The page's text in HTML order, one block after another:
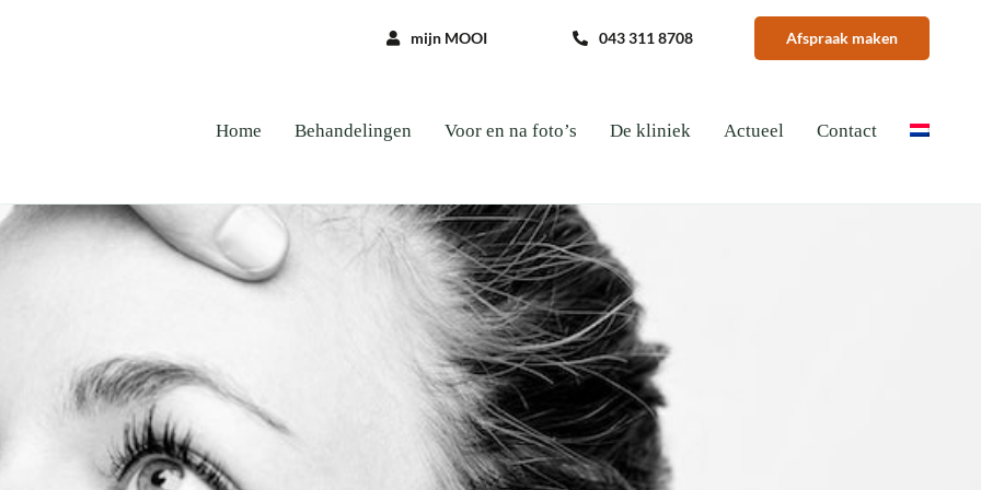
mijn MOOI 043 311 8708 Afspraak maken
Home Behandelingen Voor en na foto’s De kliniek Actueel Contact